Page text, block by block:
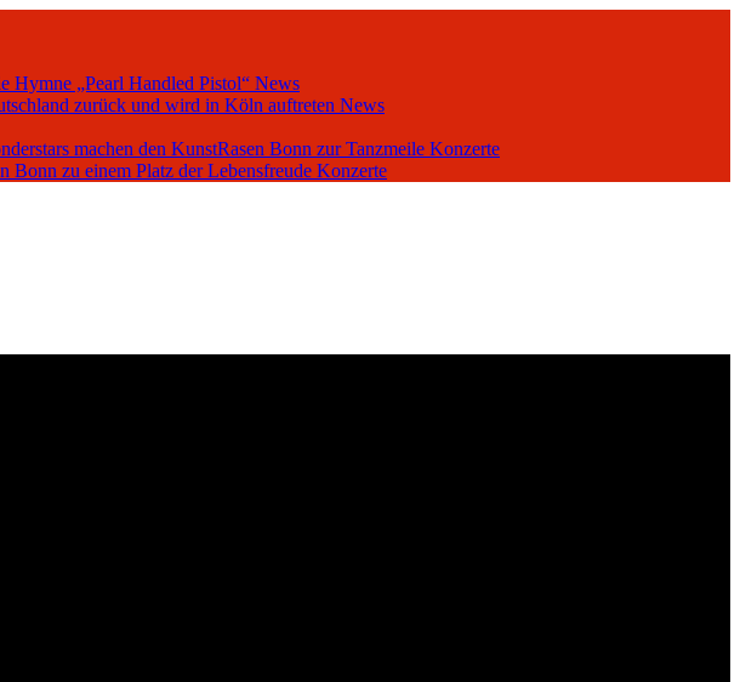
Hymne „Pearl Handled Pistol“ News
zurück und wird in Köln auftreten News
machen den KunstRasen Bonn zur Tanzmeile Konzerte
Bonn zu einem Platz der Lebensfreude Konzerte